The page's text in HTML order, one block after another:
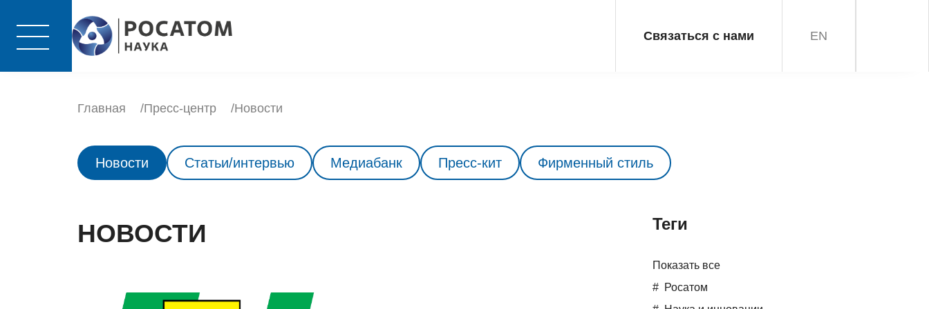
Связаться с нами EN
Главная Пресс-центр Новости
Новости Статьи/интервью Медиабанк Пресс-кит Фирменный стиль
НОВОСТИ Teги
Показать все
Росатом